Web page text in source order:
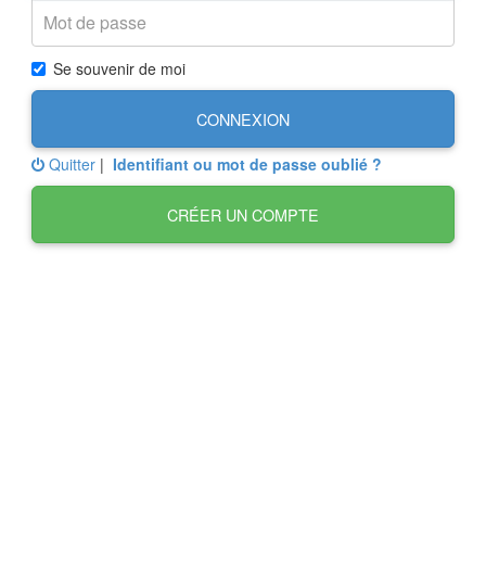
Se souvenir de moi
CONNEXION
Quitter | Identifiant ou mot de passe oublié ?
CRÉER UN COMPTE